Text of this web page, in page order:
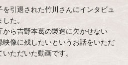
引退された竹川さんにインタビュ
た。
ら吉野本葛の製造に欠かせない
映像に残したいというお話をいただ
ただいた動画です。